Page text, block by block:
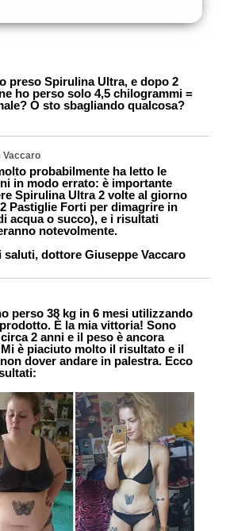
preso Spirulina Ultra, e dopo 2
ho perso solo 4,5 chilogrammi =
O sto sbagliando qualcosa?
Vaccaro
probabilmente ha letto le
in modo errato: è importante
Spirulina Ultra 2 volte al giorno
Pastiglie Forti per dimagrire in
acqua o succo), e i risultati
notevolmente.
saluti, dottore Giuseppe Vaccaro
perso 38 kg in 6 mesi utilizzando
È la mia vittoria! Sono
2 anni e il peso è ancora
è piaciuto molto il risultato e il
dover andare in palestra. Ecco